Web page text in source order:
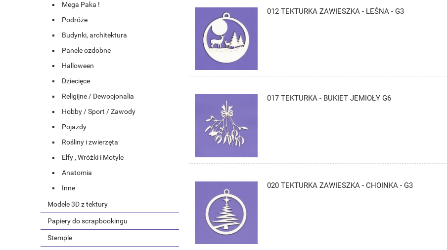
Mega Paka !
Podróże
Budynki, architektura
Panele ozdobne
Halloween
Dziecięce
Religijne / Dewocjonalia
Hobby / Sport / Zawody
Pojazdy
Rośliny i zwierzęta
Elfy , Wróżki i Motyle
Anatomia
Inne
Modele 3D z tektury
Papiery do scrapbookingu
Stemple
012 TEKTURKA ZAWIESZKA - LEŚNA - G3
017 TEKTURKA - BUKIET JEMIOŁY G6
020 TEKTURKA ZAWIESZKA - CHOINKA - G3